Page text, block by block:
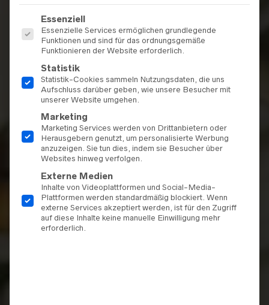
Es folgt eine Liste der Service-Gruppen, für die eine
Essenziell
Essenzielle Services ermöglichen grundlegende
Funktionen und sind für das ordnungsgemäße
Funktionieren der Website erforderlich.
Statistik
Statistik-Cookies sammeln Nutzungsdaten, die uns
Aufschluss darüber geben, wie unsere Besucher mit
unserer Website umgehen.
Marketing
Marketing Services werden von Drittanbietern oder
Herausgebern genutzt, um personalisierte Werbung
anzuzeigen. Sie tun dies, indem sie Besucher über
Websites hinweg verfolgen.
Externe Medien
Inhalte von Videoplattformen und Social-Media-
Plattformen werden standardmäßig blockiert. Wenn
externe Services akzeptiert werden, ist für den Zugriff
auf diese Inhalte keine manuelle Einwilligung mehr
erforderlich.